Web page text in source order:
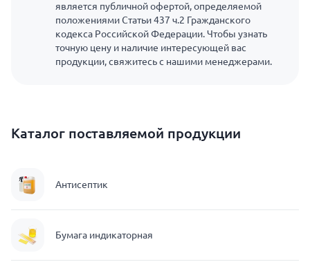
является публичной офертой, определяемой
положениями Статьи 437 ч.2 Гражданского
кодекса Российской Федерации. Чтобы узнать
точную цену и наличие интересующей вас
продукции, свяжитесь с нашими менеджерами.
Каталог поставляемой продукции
Антисептик
Бумага индикаторная